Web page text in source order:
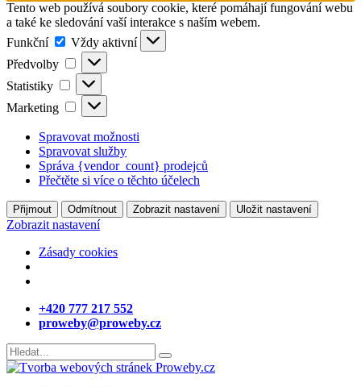
Tento web používá soubory cookie, které pomáhají fungování webu
a také ke sledování vaší interakce s naším webem.
Funkční
Funkční
Vždy aktivní
Předvolby
Předvolby
Statistiky Statistiky
Marketing Marketing
Spravovat možnosti
Spravovat služby
Správa {vendor_count} prodejců
Přečtěte si více o těchto účelech
Přijmout Odmítnout Zobrazit nastavení Uložit nastavení
Zobrazit nastavení
Zásady cookies
+420 777 217 552
proweby@proweby.cz